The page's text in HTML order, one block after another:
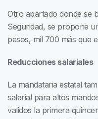
Otro apartado donde se
Seguridad, se propone
pesos, mil 700 más que
Reducciones salariales
La mandataria estatal
salarial para altos
validos la primera